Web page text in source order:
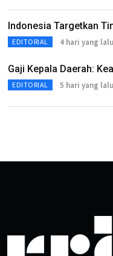
Indonesia Targetkan
EDITORIAL 4 hari yang
Gaji Kepala Daerah:
EDITORIAL 5 hari yang